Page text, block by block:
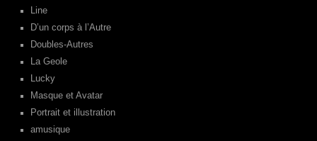
Line
D’un corps à l’Autre
Doubles-Autres
La Geole
Lucky
Masque et Avatar
Portrait et illustration
amusique